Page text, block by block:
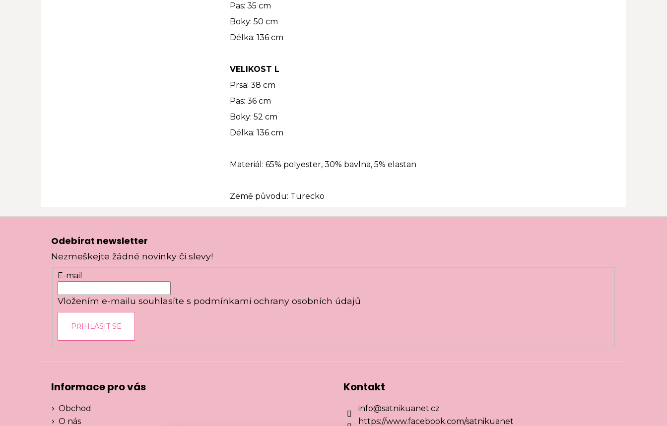
Pas: 35 cm
Boky: 50 cm
Délka: 136 cm
VELIKOST L
Prsa: 38 cm
Pas: 36 cm
Boky: 52 cm
Délka: 136 cm
Materiál: 65% polyester, 30% bavlna, 5% elastan
Země původu: Turecko
Z
Odebírat newsletter
Nezmeškejte žádné novinky či slevy!
E-mail
Vložením e-mailu souhlasíte s podmínkami ochrany osobních údajů
PŘIHLÁSIT SE
Informace pro vás
Obchod
O nás
Kontakt
info@satnikuanet.cz
https://www.facebook.com/satnikuanet